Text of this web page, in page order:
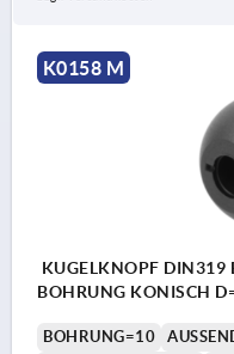
K0158 M
KUGELKNOPF DIN319
BOHRUNG KONISCH
BOHRUNG=10